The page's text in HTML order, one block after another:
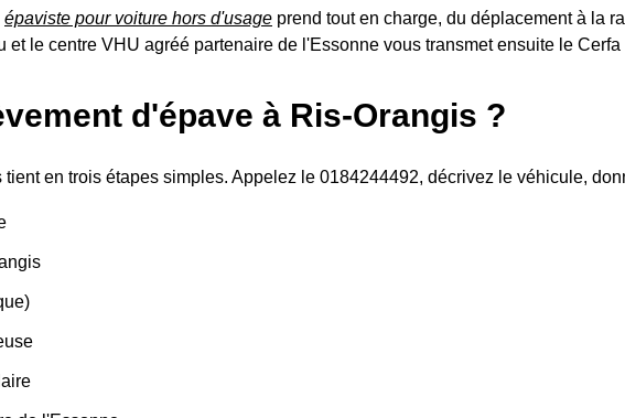
épaviste pour voiture hors d'usage prend tout en charge, du déplacement à la
et le centre VHU agréé partenaire de l'Essonne vous transmet ensuite le
d'épave à Ris-Orangis ?
en trois étapes simples. Appelez le 0184244492, décrivez le véhicule,